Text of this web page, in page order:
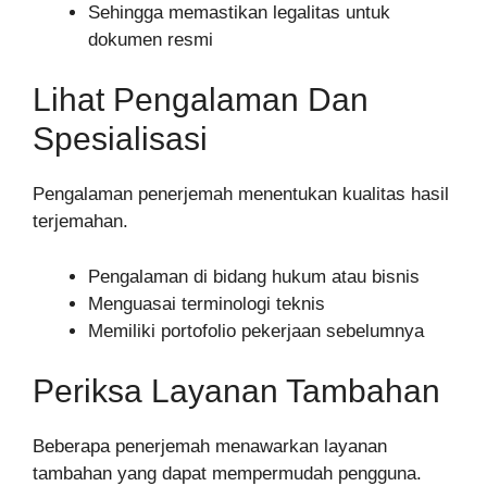
Sehingga memastikan legalitas untuk
dokumen resmi
Lihat Pengalaman Dan
Spesialisasi
Pengalaman penerjemah menentukan kualitas hasil
terjemahan.
Pengalaman di bidang hukum atau bisnis
Menguasai terminologi teknis
Memiliki portofolio pekerjaan sebelumnya
Periksa Layanan Tambahan
Beberapa penerjemah menawarkan layanan
tambahan yang dapat mempermudah pengguna.